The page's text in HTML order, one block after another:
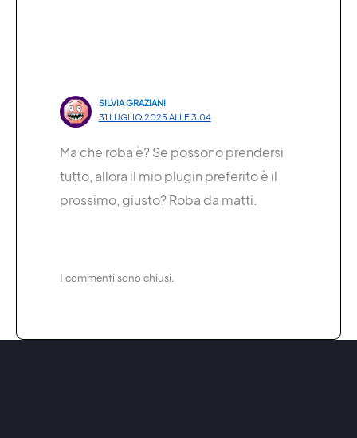
SILVIA GRAZIANI
31 LUGLIO 2025 ALLE 3:04
Ma che roba è? Se possono prendersi
tutto, allora il mio plugin preferito è il
prossimo, giusto? Roba da matti.
I commenti sono chiusi.